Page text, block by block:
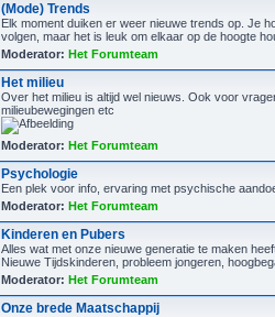
(Mode) Trends
Elk moment duiken er weer nieuwe trends op. Je
volgen, maar het is leuk om elkaar op de hoogte
Moderator: Het Forumteam
Het milieu
Over het milieu is altijd wel nieuws. Ook voor
milieubewegingen etc
Moderator: Het Forumteam
Psychologie
Een plek voor info, ervaring met psychische
Moderator: Het Forumteam
Kinderen en Pubers
Alles wat met onze nieuwe generatie te maken
Nieuwe Tijdskinderen, probleem jongeren,
Moderator: Het Forumteam
Onze brede Maatschappij